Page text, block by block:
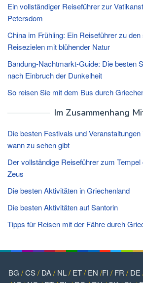
Ein vollständiger Reiseführer zur
Petersdom
China im Frühling: Ein Reiseführer zu
Reisezielen mit blühender Natur
Bandung-Nachtmarkt-Guide: Die besten
nach Einbruch der Dunkelheit
So reisen Sie mit dem Bus durch
Im Zusammenhang
Die besten Festivals und
wann zu sehen gibt
Der vollständige Reiseführer zum
Zeus
Die besten Aktivitäten in Griechenland
Die besten Aktivitäten auf Santorin
Tipps für Reisen mit der Fähre durch
BG /CS/ DA/ NL/ ET/ EN /FI / FR / DE